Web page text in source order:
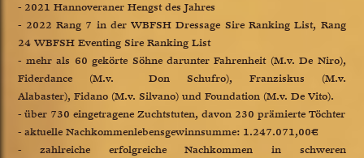
- 2021 Hannoveraner Hengst des Jahres
- 2022 Rang 7 in der WBFSH Dressage Sire Ranking List, Rang
24 WBFSH Eventing Sire Ranking List
- mehr als 60 gekörte Söhne darunter Fahrenheit (M.v. De Niro),
Fiderdance (M.v. Don Schufro), Franziskus (M.v.
Alabaster), Fidano (M.v. Silvano) und Foundation (M.v. De Vito).
- über 730 eingetragene Zuchtstuten, davon 230 prämierte Töchter
- aktuelle Nachkommenlebensgewinnsumme: 1.247.071,00€
- zahlreiche erfolgreiche Nachkommen in schweren